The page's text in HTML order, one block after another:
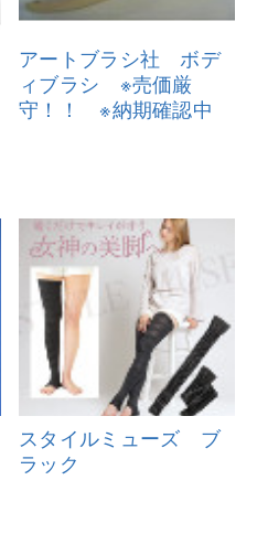
アートブラシ社 ボデ
ィブラシ ※売価厳
守！！ ※納期確認中
スタイルミューズ ブ
ラック